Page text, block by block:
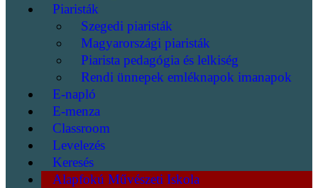
Piaristák
Szegedi piaristák
Magyarországi piaristák
Piarista pedagógia és lelkiség
Rendi ünnepek emléknapok imanapok
E-napló
E-menza
Classroom
Levelezés
Keresés
Alapfokú Művészeti Iskola